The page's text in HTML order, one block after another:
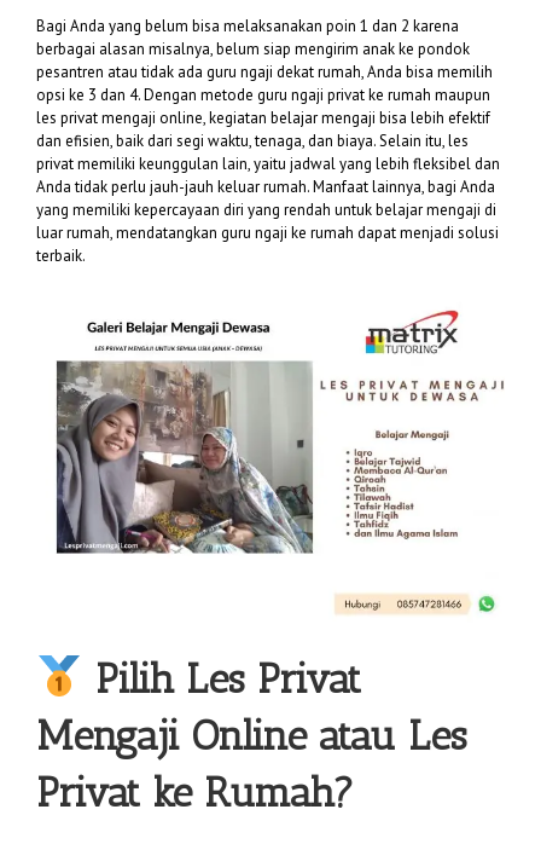
Bagi Anda yang belum bisa melaksanakan poin 1 dan 2 karena
berbagai alasan misalnya, belum siap mengirim anak ke pondok
pesantren atau tidak ada guru ngaji dekat rumah, Anda bisa memilih
opsi ke 3 dan 4. Dengan metode guru ngaji privat ke rumah maupun
les privat mengaji online, kegiatan belajar mengaji bisa lebih efektif
dan efisien, baik dari segi waktu, tenaga, dan biaya. Selain itu, les
privat memiliki keunggulan lain, yaitu jadwal yang lebih fleksibel dan
Anda tidak perlu jauh-jauh keluar rumah. Manfaat lainnya, bagi Anda
yang memiliki kepercayaan diri yang rendah untuk belajar mengaji di
luar rumah, mendatangkan guru ngaji ke rumah dapat menjadi solusi
terbaik.
Pilih Les Privat
Mengaji Online atau Les
Privat ke Rumah?